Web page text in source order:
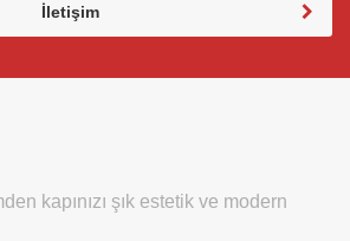
İletişim
kapınızı şık estetik ve modern